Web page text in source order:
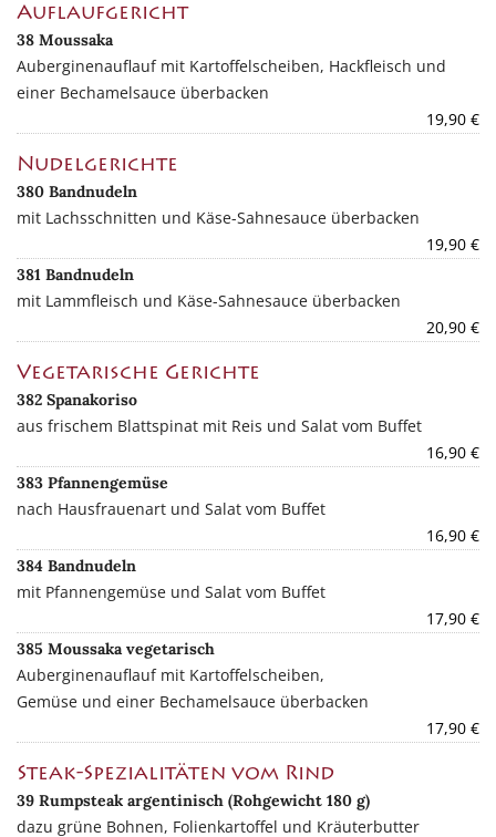
Auflaufgericht
38 Moussaka
Auberginenauflauf mit Kartoffelscheiben, Hackfleisch und
einer Bechamelsauce überbacken
19,90 €
Nudelgerichte
380 Bandnudeln
mit Lachsschnitten und Käse-Sahnesauce überbacken
19,90 €
381 Bandnudeln
mit Lammfleisch und Käse-Sahnesauce überbacken
20,90 €
Vegetarische Gerichte
382 Spanakoriso
aus frischem Blattspinat mit Reis und Salat vom Buffet
16,90 €
383 Pfannengemüse
nach Hausfrauenart und Salat vom Buffet
16,90 €
384 Bandnudeln
mit Pfannengemüse und Salat vom Buffet
17,90 €
385 Moussaka vegetarisch
Auberginenauflauf mit Kartoffelscheiben,
Gemüse und einer Bechamelsauce überbacken
17,90 €
Steak-Spezialitäten vom Rind
39 Rumpsteak argentinisch (Rohgewicht 180 g)
dazu grüne Bohnen, Folienkartoffel und Kräuterbutter